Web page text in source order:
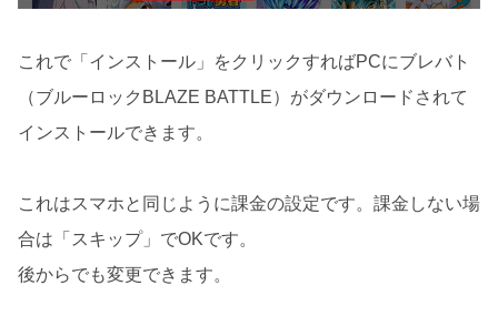
これで「インストール」をクリックすればPCにブレバト
（ブルーロックBLAZE BATTLE）がダウンロードされて
インストールできます。
これはスマホと同じように課金の設定です。課金しない場
合は「スキップ」でOKです。
後からでも変更できます。